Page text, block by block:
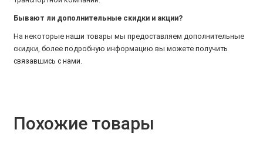
Бывают ли дополнительные скидки и акции?
На некоторые наши товары мы предоставляем дополнительные
скидки, более подробную информацию вы можете получить
связавшись с нами
Похожие товары